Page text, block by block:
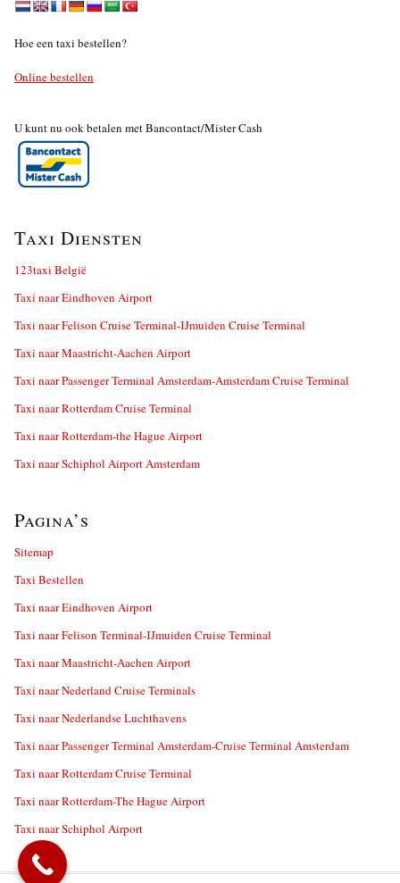
Hoe een taxi bestellen?
Online bestellen
U kunt nu ook betalen met Bancontact/Mister Cash
Taxi Diensten
123taxi België
Taxi naar Eindhoven Airport
Taxi naar Felison Cruise Terminal-IJmuiden Cruise Terminal
Taxi naar Maastricht-Aachen Airport
Taxi naar Passenger Terminal Amsterdam-Amsterdam Cruise Terminal
Taxi naar Rotterdam Cruise Terminal
Taxi naar Rotterdam-the Hague Airport
Taxi naar Schiphol Airport Amsterdam
Pagina’s
Sitemap
Taxi Bestellen
Taxi naar Eindhoven Airport
Taxi naar Felison Terminal-IJmuiden Cruise Terminal
Taxi naar Maastricht-Aachen Airport
Taxi naar Nederland Cruise Terminals
Taxi naar Nederlandse Luchthavens
Taxi naar Passenger Terminal Amsterdam-Cruise Terminal Amsterdam
Taxi naar Rotterdam Cruise Terminal
Taxi naar Rotterdam-The Hague Airport
Taxi naar Schiphol Airport